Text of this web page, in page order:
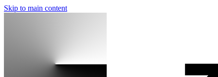
Skip to main content